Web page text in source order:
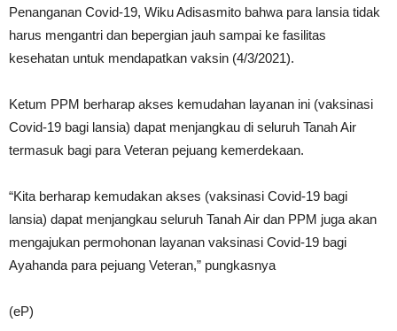
Penanganan Covid-19, Wiku Adisasmito bahwa para lansia tidak
harus mengantri dan bepergian jauh sampai ke fasilitas
kesehatan untuk mendapatkan vaksin (4/3/2021).
Ketum PPM berharap akses kemudahan layanan ini (vaksinasi
Covid-19 bagi lansia) dapat menjangkau di seluruh Tanah Air
termasuk bagi para Veteran pejuang kemerdekaan.
“Kita berharap kemudakan akses (vaksinasi Covid-19 bagi
lansia) dapat menjangkau seluruh Tanah Air dan PPM juga akan
mengajukan permohonan layanan vaksinasi Covid-19 bagi
Ayahanda para pejuang Veteran,” pungkasnya
(eP)